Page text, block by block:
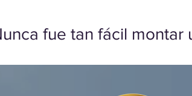
fue tan fácil montar